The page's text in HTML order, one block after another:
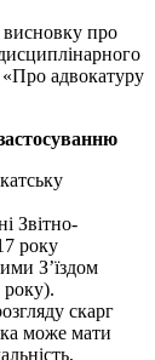
про
адвокатуру
Звітно-
року
З’їздом
року).
скарг
може мати